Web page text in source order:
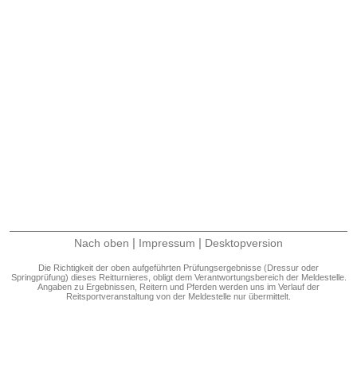
Nach oben | Impressum | Desktopversion
Die Richtigkeit der oben aufgeführten Prüfungsergebnisse (Dressur oder
Springprüfung) dieses Reitturnieres, obligt dem Verantwortungsbereich der Meldestelle.
Angaben zu Ergebnissen, Reitern und Pferden werden uns im Verlauf der
Reitsportveranstaltung von der Meldestelle nur übermittelt.